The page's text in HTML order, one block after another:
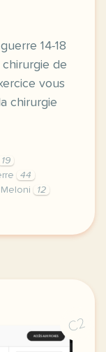
14-18
de
vous
chirurgie
19
44
Meloni
12
de la chirurgie
C2